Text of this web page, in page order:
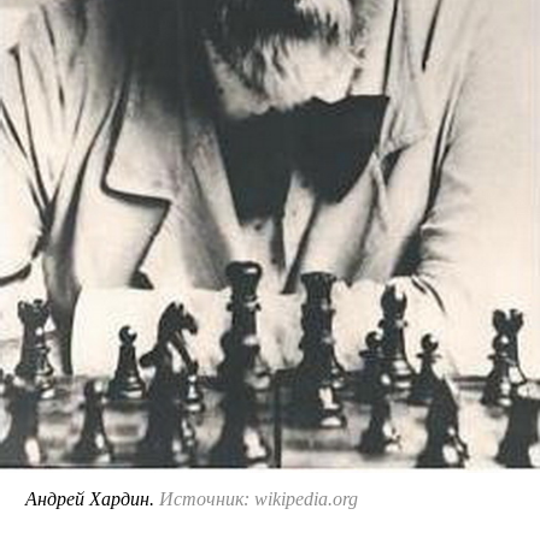
Андрей Хардин. Источник: wikipedia.org